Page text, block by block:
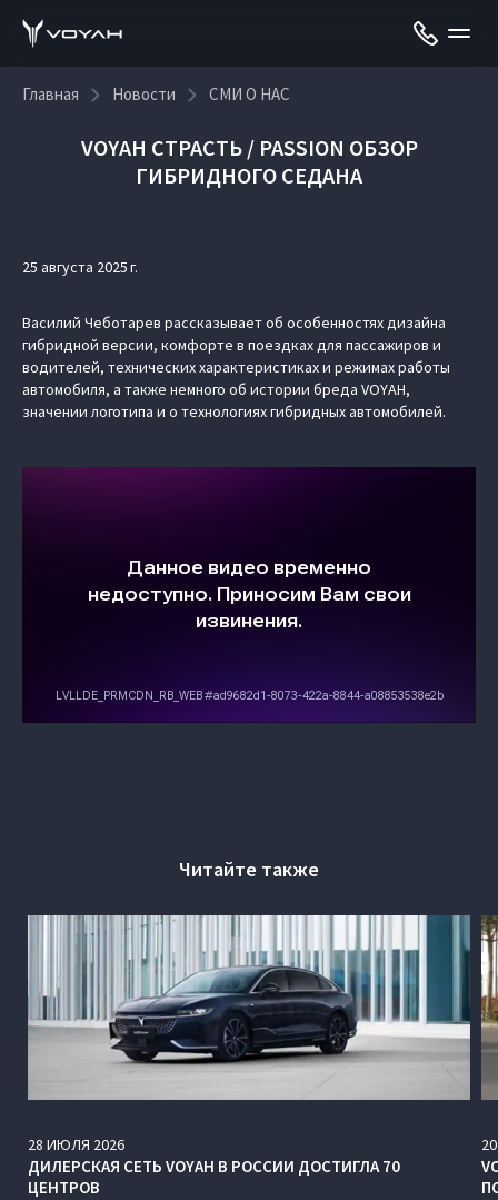
Главная Новости СМИ О НАС
VOYAH СТРАСТЬ / PASSION ОБЗОР
ГИБРИДНОГО СЕДАНА
25 августа 2025 г.
Василий Чеботарев рассказывает об особенностях дизайна
гибридной версии, комфорте в поездках для пассажиров и
водителей, технических характеристиках и режимах работы
автомобиля, а также немного об истории бреда VOYAH,
значении логотипа и о технологиях гибридных автомобилей.
Читайте также
28 ИЮЛЯ 2026
ДИЛЕРСКАЯ СЕТЬ VOYAH В РОССИИ ДОСТИГЛА 70
ЦЕНТРОВ
20